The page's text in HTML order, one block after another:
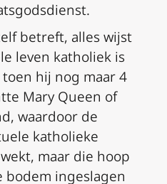
betreft, alles wijst
leven katholiek is
hij nog maar 4
Mary Queen of
waardoor de
katholieke
maar die hoop
bodem ingeslagen